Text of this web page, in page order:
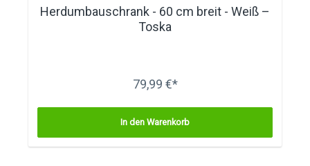
Herdumbauschrank - 60 cm breit - Weiß –
Toska
79,99 €*
In den Warenkorb